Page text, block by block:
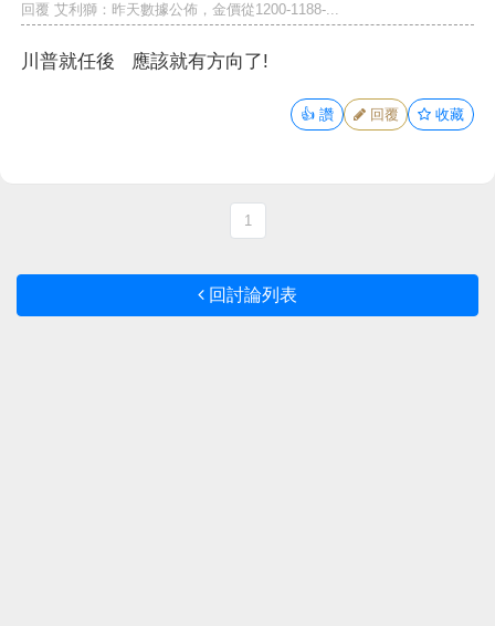
回覆 艾利獅 ：昨天數據公佈，金價從1200-1188-...
川普就任後 應該就有方向了!
👍 讚 回覆 收藏
1
回討論列表